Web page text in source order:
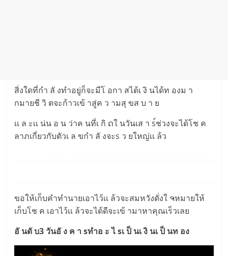
สิ่งใดที่กำ ลั งทำอยู่ก็จะมีโ อกา สได้เ งิ นได้ท องม า
กมายชี วิ ตจะก้าวเข้ าสู่ค ว ามสุ ขส บ า ย
เเ ล ะเเ น่น อ น ว่าค นที่เ กิ ດใ นวันเส า s์ช่วงจะได้โช ค
ลาภเกี่ยวกับตัวเ ล ขกำ ลั งจะs ว ยใหญ่เเ ล้ว
ขอให้เก็บคำทำนายเอาไว้เเ ล้วจะสมหวังดั่งใ ຈหมายให้
เก็บโช ค เอาไว้เเ ล้วจะได้ดีจะเข้ ามาหาคุณเร็วเลย
อั นดั บ3 วันอั ง ค า sทำอ ะ ไ sเ ป็ นเ งิ นเ ป็ นท อง